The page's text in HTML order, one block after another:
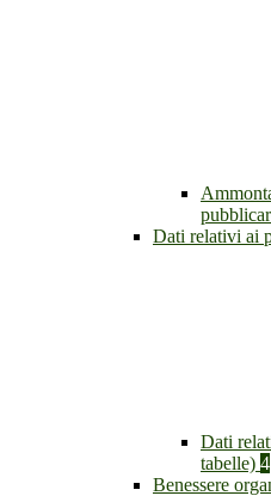
Dati relativi ai
Dati
tabelle) 4
Benessere